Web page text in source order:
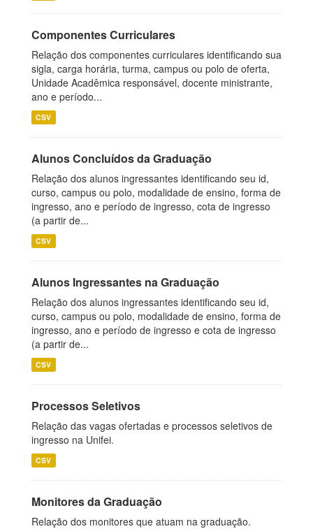
Componentes Curriculares
Relação dos componentes curriculares identificando sua
sigla, carga horária, turma, campus ou polo de oferta,
Unidade Acadêmica responsável, docente ministrante,
ano e período...
CSV
Alunos Concluídos da Graduação
Relação dos alunos ingressantes identificando seu id,
curso, campus ou polo, modalidade de ensino, forma de
ingresso, ano e período de ingresso, cota de ingresso
(a partir de...
CSV
Alunos Ingressantes na Graduação
Relação dos alunos ingressantes identificando seu id,
curso, campus ou polo, modalidade de ensino, forma de
ingresso, ano e período de ingresso e cota de ingresso
(a partir de...
CSV
Processos Seletivos
Relação das vagas ofertadas e processos seletivos de
ingresso na Unifei.
CSV
Monitores da Graduação
Relação dos monitores que atuam na graduação.